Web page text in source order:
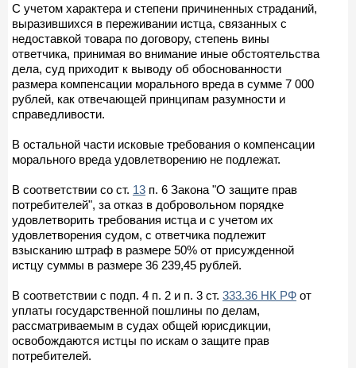
С учетом характера и степени причиненных страданий,
выразившихся в переживании истца, связанных с
недоставкой товара по договору, степень вины
ответчика, принимая во внимание иные обстоятельства
дела, суд приходит к выводу об обоснованности
размера компенсации морального вреда в сумме 7 000
рублей, как отвечающей принципам разумности и
справедливости.
В остальной части исковые требования о компенсации
морального вреда удовлетворению не подлежат.
В соответствии со ст. 13 п. 6 Закона "О защите прав
потребителей", за отказ в добровольном порядке
удовлетворить требования истца и с учетом их
удовлетворения судом, с ответчика подлежит
взысканию штраф в размере 50% от присужденной
истцу суммы в размере 36 239,45 рублей.
В соответствии с подп. 4 п. 2 и п. 3 ст. 333.36 НК РФ от
уплаты государственной пошлины по делам,
рассматриваемым в судах общей юрисдикции,
освобождаются истцы по искам о защите прав
потребителей.